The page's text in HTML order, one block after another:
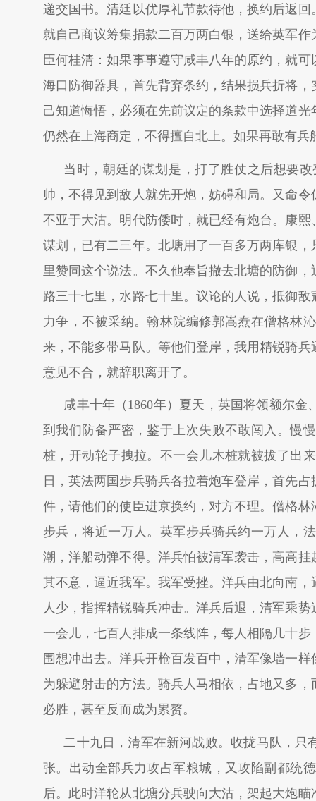
递交国书。清廷以优厚礼节款待他，换约后返
就自己商议筹集捐款二百万两白银，送给英军
臣何桂清：如果事事遵守咸丰八年的原约，就
海口防御器具，首先背弃条约，结果损兵折将
己知道悔悟，必须在先前议定的条款中选择道
仍然在上海商定，不得擅自北上。如果再敢有
当时，朝廷的谋划是，打了胜仗之后想要
帅，不得见到敌人就先开炮，妨碍和局。又命
不亚于大沽。明代防倭时，就已经有炮台。康
谋划，已有二三年。北塘用了一百多万两库银
里赞同这个说法。不久他奉旨撤去北塘的防御
路三十七里，水路七十里。议论的人说，抵御
力争，不被采纳。翰林院编修郭嵩焘在僧格林
来，不能多带马队。等他们登岸，我用精锐骑
意见不合，就辞职离开了。
咸丰十年（1860年）夏天，英国将领额尔
到我们防备严密，鉴于上次失败不敢闯入。慢
桩，开动轮子拽拉。不一会儿木桩就被拔了出
日，英法两国步兵骑兵各拉着炮车登岸，首先
件，请他们的使臣进京换约，对方不理。僧格
步兵，将近一万人。英军步兵骑兵约一万人，
潮，洋船动弹不得。洋兵怕被清军袭击，高高
其不意，逼近我军。我军受挫。洋兵由北向南
人少，指挥精锐骑兵冲击。洋兵后退，清军乘
一会儿，七百人排成一条线阵，每人相隔几十
围想冲出去。洋兵开枪百发百中，清军像墙一
为躲避射击的方法。骑兵人马相依，占地又多
必胜，甚至反而成为累赘。
二十九日，清军在新河战败。收拢马队，
张。出动全部兵力攻占军粮城，又攻陷副都统
后。此时洋轮从北塘分兵驶向大沽，架起大炮